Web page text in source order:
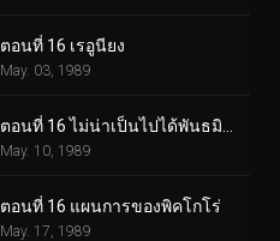
ตอนที่ 16 เรอูนียง
May. 03, 1989
May. 10, 1989
ตอนที่ 16 แผนการของพิคโกโร่
May. 17, 1989